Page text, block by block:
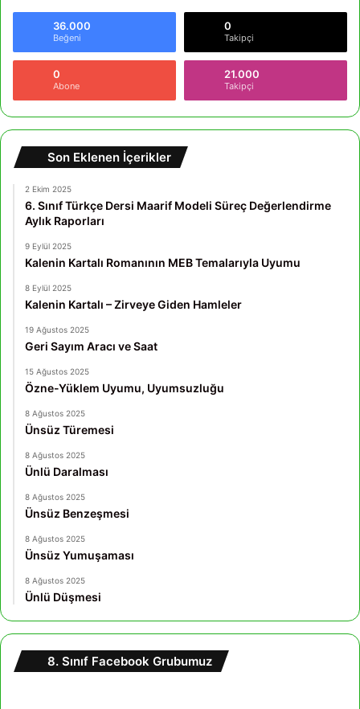
36.000
Beğeni
0
Takipçi
0
Abone
21.000
Takipçi
Son Eklenen İçerikler
2 Ekim 2025
6. Sınıf Türkçe Dersi Maarif Modeli Süreç Değerlendirme
Aylık Raporları
9 Eylül 2025
Kalenin Kartalı Romanının MEB Temalarıyla Uyumu
8 Eylül 2025
Kalenin Kartalı – Zirveye Giden Hamleler
19 Ağustos 2025
Geri Sayım Aracı ve Saat
15 Ağustos 2025
Özne-Yüklem Uyumu, Uyumsuzluğu
8 Ağustos 2025
Ünsüz Türemesi
8 Ağustos 2025
Ünlü Daralması
8 Ağustos 2025
Ünsüz Benzeşmesi
8 Ağustos 2025
Ünsüz Yumuşaması
8 Ağustos 2025
Ünlü Düşmesi
8. Sınıf Facebook Grubumuz